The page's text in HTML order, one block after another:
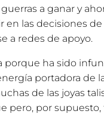
a ganar y
en las decisiones
a redes de apoyo.
porque ha sido
portadora de
de las joyas
pero, por